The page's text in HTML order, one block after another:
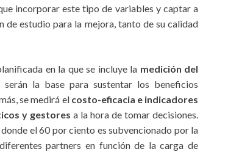
incorporar este tipo de variables y captar a
de estudio para la mejora, tanto de su calidad
en la que se incluye la medición del
la base para sustentar los beneficios
se medirá el costo-eficacia e indicadores
y gestores a la hora de tomar decisiones.
el 60 por ciento es subvencionado por la
partners en función de la carga de